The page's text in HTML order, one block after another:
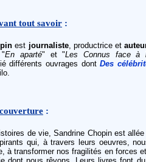
tout savoir :
est journaliste, productrice et
"En aparté" et "Les Connus face à
différents ouvrages dontDes
:
de vie, Sandrine Chopin est
qui, à travers leurs oeuvres,
à transformer nos fragilités en forces